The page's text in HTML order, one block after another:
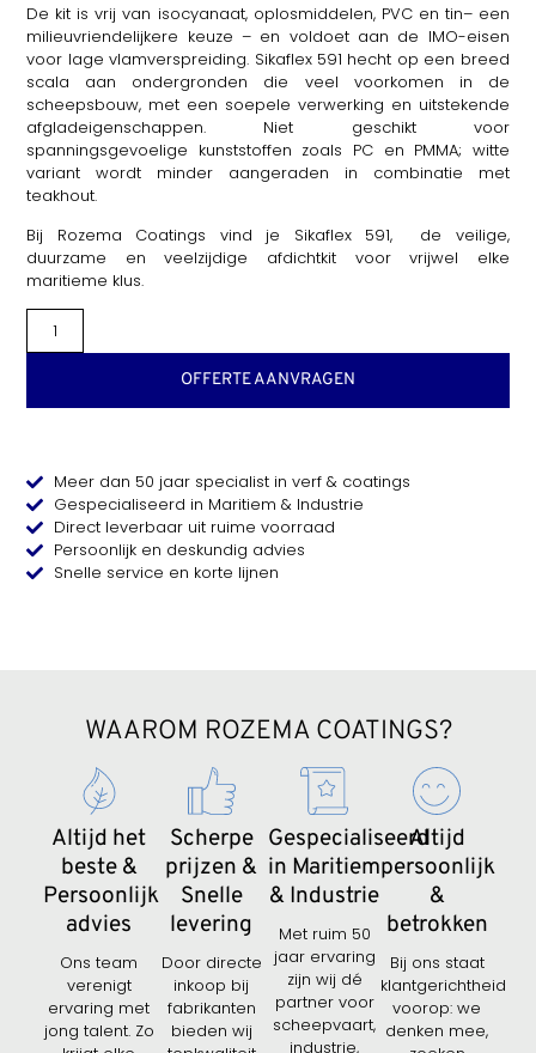
De kit is vrij van isocyanaat, oplosmiddelen, PVC en tin– een
milieuvriendelijkere keuze – en voldoet aan de IMO-eisen
voor lage vlamverspreiding. Sikaflex 591 hecht op een breed
scala aan ondergronden die veel voorkomen in de
scheepsbouw, met een soepele verwerking en uitstekende
afgladeigenschappen. Niet geschikt voor
spanningsgevoelige kunststoffen zoals PC en PMMA; witte
variant wordt minder aangeraden in combinatie met
teakhout.
Bij Rozema Coatings vind je Sikaflex 591, de veilige,
duurzame en veelzijdige afdichtkit voor vrijwel elke
maritieme klus.
OFFERTE AANVRAGEN
Meer dan 50 jaar specialist in verf & coatings
Gespecialiseerd in Maritiem & Industrie
Direct leverbaar uit ruime voorraad
Persoonlijk en deskundig advies
Snelle service en korte lijnen
WAAROM ROZEMA COATINGS?
Altijd het
beste &
Persoonlijk
advies
Ons team
verenigt
ervaring met
jong talent. Zo
Scherpe
prijzen &
Snelle
levering
Door directe
inkoop bij
fabrikanten
bieden wij
Gespecialiseerd
in Maritiem
& Industrie
Met ruim 50
jaar ervaring
zijn wij dé
partner voor
scheepvaart,
industrie,
Altijd
persoonlijk
&
betrokken
Bij ons staat
klantgerichtheid
voorop: we
denken mee,